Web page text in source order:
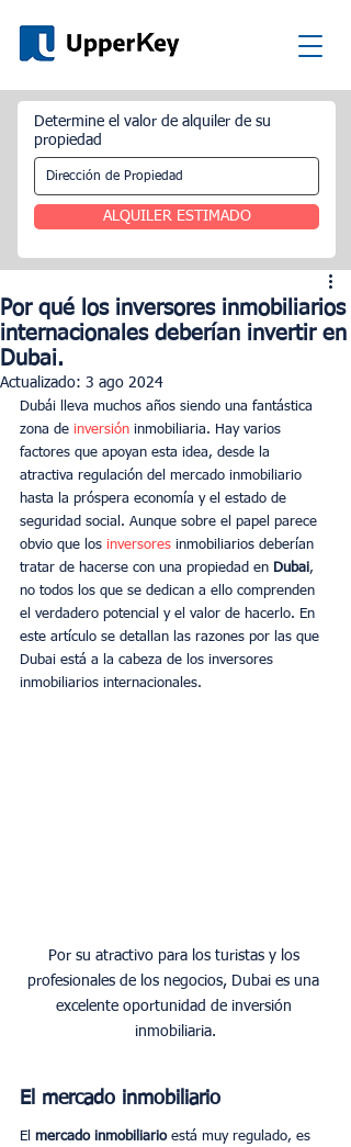
Determine el valor de alquiler de su
propiedad
ALQUILER ESTIMADO
Por qué los inversores inmobiliarios
internacionales deberían invertir en
Dubai.
Actualizado: 3 ago 2024
Dubái lleva muchos años siendo una fantástica
zona de inversión inmobiliaria. Hay varios
factores que apoyan esta idea, desde la
atractiva regulación del mercado inmobiliario
hasta la próspera economía y el estado de
seguridad social. Aunque sobre el papel parece
obvio que los inversores inmobiliarios deberían
tratar de hacerse con una propiedad en Dubai,
no todos los que se dedican a ello comprenden
el verdadero potencial y el valor de hacerlo. En
este artículo se detallan las razones por las que
Dubai está a la cabeza de los inversores
inmobiliarios internacionales.
Por su atractivo para los turistas y los
profesionales de los negocios, Dubai es una
excelente oportunidad de inversión
inmobiliaria.
El mercado inmobiliario
El mercado inmobiliario está muy regulado, es